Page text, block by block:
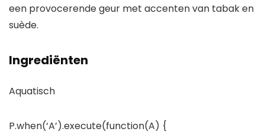
een provocerende geur met accenten van tabak en
suède.
Ingrediënten
Aquatisch
P.when(‘A’).execute(function(A) {